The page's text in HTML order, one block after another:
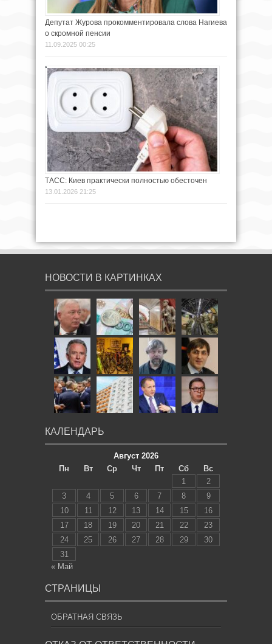
Депутат Журова прокомментировала слова Нагиева
о скромной пенсии
11.09.2025 00:25
ТАСС: Киев практически полностью обесточен
13.01.2026 21:25
НОВОСТИ В КАРТИНКАХ
КАЛЕНДАРЬ
Август 2026
Пн
Вт Ср Чт Пт Сб
Вс
1
2
3
4 5 6 7 8
9
10
11 12 13 14 15
16
17
18 19 20 21 22
23
24
25 26 27 28 29
30
31
« Май
СТРАНИЦЫ
ОБРАТНАЯ СВЯЗЬ